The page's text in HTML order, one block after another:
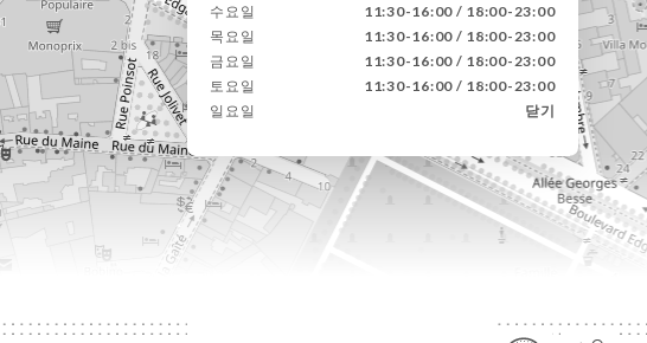
수요일
11:30-16:00 / 18:00-23:00
목요일
11:30-16:00 / 18:00-23:00
금요일
11:30-16:00 / 18:00-23:00
토요일
11:30-16:00 / 18:00-23:00
일요일
닫기